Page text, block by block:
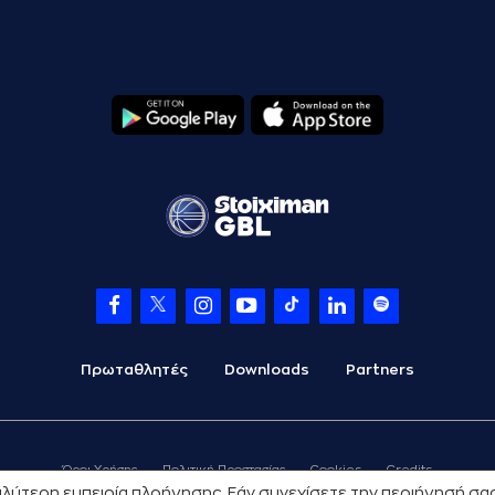
Πρωταθλητές Downloads Partners
Όροι Χρήσης Πολιτική Προστασίας Cookies Credits